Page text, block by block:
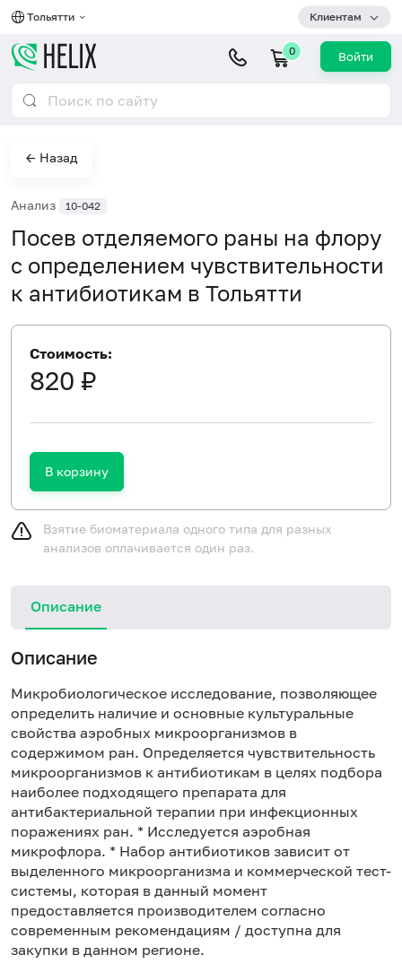
Тольятти Клиентам
0 Войти
← Назад
Анализ 10-042
Посев отделяемого раны на флору
с определением чувствительности
к антибиотикам в Тольятти
Стоимость:
820 ₽
В корзину
Взятие биоматериала одного типа для разных
анализов оплачивается один раз.
Описание
Описание
Микробиологическое исследование, позволяющее
определить наличие и основные культуральные
свойства аэробных микроорганизмов в
содержимом ран. Определяется чувствительность
микроорганизмов к антибиотикам в целях подбора
наиболее подходящего препарата для
антибактериальной терапии при инфекционных
поражениях ран. * Исследуется аэробная
микрофлора. * Набор антибиотиков зависит от
выделенного микроорганизма и коммерческой тест-
системы, которая в данный момент
предоставляется производителем согласно
современным рекомендациям / доступна для
закупки в данном регионе.